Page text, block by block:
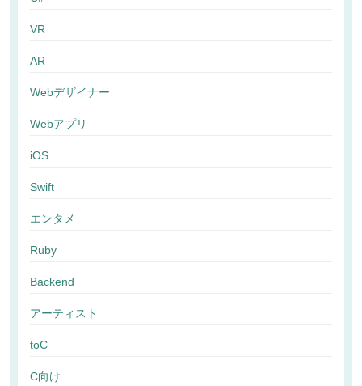
VR
AR
Webデザイナー
Webアプリ
iOS
Swift
エンタメ
Ruby
Backend
アーティスト
toC
C向け